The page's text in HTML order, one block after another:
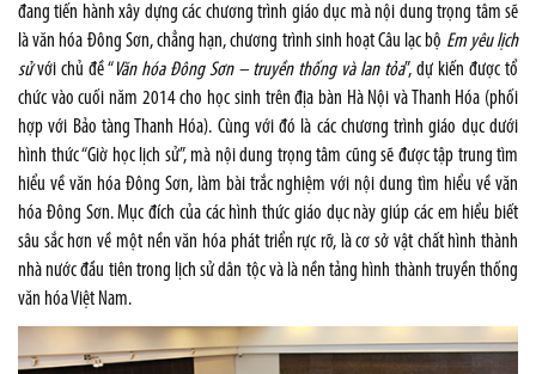
đang tiến hành xây dựng các chương trình giáo dục mà nội dung trọng tâm sẽ
là văn hóa Đông Sơn, chẳng hạn, chương trình sinh hoạt Câu lạc bộ Em yêu lịch
sửvới chủ đề “Văn hóa Đông Sơn – truyền thống và lan tỏa”, dự kiến được tổ
chức vào cuối năm 2014 cho học sinh trên địa bàn Hà Nội và Thanh Hóa (phối
hợp với Bảo tàng Thanh Hóa). Cùng với đó là các chương trình giáo dục dưới
hình thức “Giờ học lịch sử”, mà nội dung trọng tâm cũng sẽ được tập trung tìm
hiểu về văn hóa Đông Sơn, làm bài trắc nghiệm với nội dung tìm hiểu về văn
hóa Đông Sơn. Mục đích của các hình thức giáo dục này giúp các em hiểu biết
sâu sắc hơn về một nền văn hóa phát triển rực rỡ, là cơ sở vật chất hình thành
nhà nước đầu tiên trong lịch sử dân tộc và là nền tảng hình thành truyền thống
văn hóa Việt Nam.